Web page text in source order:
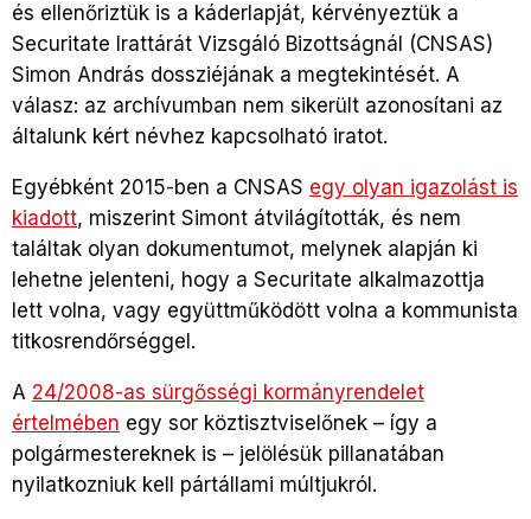
és ellenőriztük is a káderlapját, kérvényeztük a
Securitate Irattárát Vizsgáló Bizottságnál (CNSAS)
Simon András dossziéjának a megtekintését. A
válasz: az archívumban nem sikerült azonosítani az
általunk kért névhez kapcsolható iratot.
Egyébként 2015-ben a CNSAS egy olyan igazolást is
kiadott, miszerint Simont átvilágították, és nem
találtak olyan dokumentumot, melynek alapján ki
lehetne jelenteni, hogy a Securitate alkalmazottja
lett volna, vagy együttműködött volna a kommunista
titkosrendőrséggel.
A 24/2008-as sürgősségi kormányrendelet
értelmében egy sor köztisztviselőnek – így a
polgármestereknek is – jelölésük pillanatában
nyilatkozniuk kell pártállami múltjukról.